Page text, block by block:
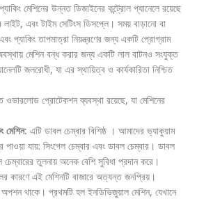
মেশিনের উন্নত ডিজাইনের কন্ট্রোল প্যানেলে রয়েছে
লাইট, এবং টাইম সেটিংস ডিসপ্লে। সময় বাড়ানো বা
প্যাকিং তাপমাত্রা নিয়ন্ত্রণের জন্য একটি প্রোগ্রাম
মেশিন বন্ধ করার জন্য একটি লাল বাটনও সংযুক্ত
জলরোধী, যা এর স্থায়িত্ব ও কার্যকারিতা নিশ্চিত
ওভারলোড প্রোটেকশন ব্যবস্থা রয়েছে, যা মেশিনের
মেশিন: এটি ডাবল চেম্বার বিশিষ্ঠ । আমাদের ভ্যাকুয়াম
পাওয়া যায়: সিংগেল চেম্বার এবং ডাবল চেম্বার। ডাবল
চেম্বারের তুলনায় অনেক বেশি সুবিধা প্রদান করে।
কারণে এই মেশিনটি বাজারে অত্যন্ত জনপ্রিয়।
থাকে। প্রথমটি হল ইনডিভিজুয়াল মেশিন, যেখানে